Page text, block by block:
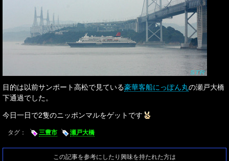
目的は以前サンポート高松で見ている豪華客船にっぽん丸の瀬戸大橋
下通過でした。
今日一日で2隻のニッポンマルをゲットです
タグ： 三豊市 瀬戸大橋
この記事を参考にしたり興味を持たれた方は